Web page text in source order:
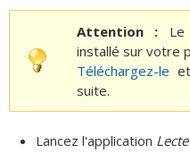
Attention :
installé sur votre
Téléchargez-le
suite.
Lancez l'application